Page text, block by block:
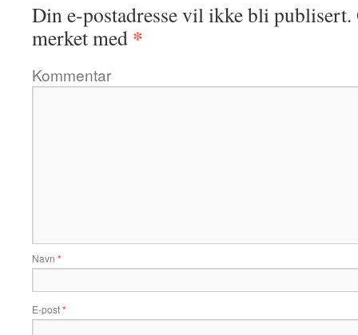
Din e-postadresse vil ikke bli publisert.
merket med *
Kommentar
Navn *
E-post*